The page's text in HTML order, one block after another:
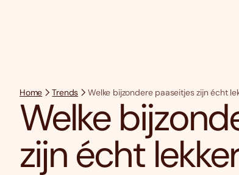
Home Trends Welke bijzondere paaseitjes zijn écht
Welke
zijn écht